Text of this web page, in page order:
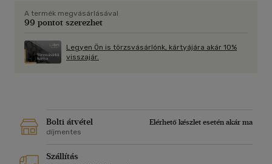
A termék megvásárlásával
99 pontot szerezhet
Legyen Ön is törzsvásárlónk, kártyájára akár 10%
visszajár.
Bolti átvétel
Elérhető készlet esetén akár ma
díjmentes
Szállítás